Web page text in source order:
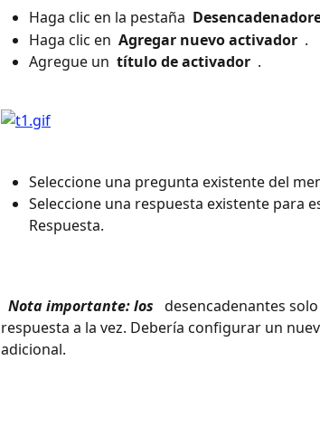
Haga clic en la pestaña
Haga clic en Agregar nuevo activador .
Agregue un título de activador .
Seleccione una pregunta existente del
Seleccione una respuesta existente para
Respuesta.
Nota importante: los desencadenantes
respuesta a la vez. Debería configurar un
adicional.